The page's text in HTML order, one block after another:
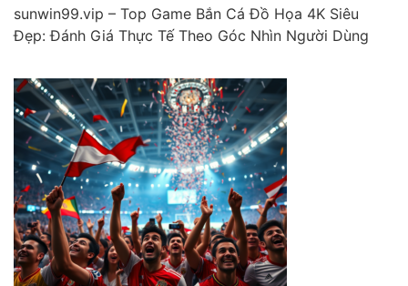
sunwin99.vip – Top Game Bắn Cá Đồ Họa 4K Siêu
Đẹp: Đánh Giá Thực Tế Theo Góc Nhìn Người Dùng